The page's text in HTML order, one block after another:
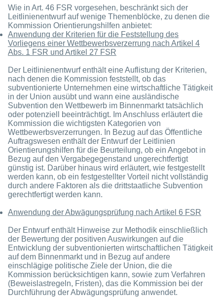
Wie in Art. 46 FSR vorgesehen, beschränkt sich der
Leitlinienentwurf auf wenige Themenblöcke, zu denen die
Kommission Orientierungshilfen anbietet:
Anwendung der Kriterien für die Feststellung des
Vorliegens einer Wettbewerbsverzerrung nach Artikel 4
Abs. 1 FSR und Artikel 27 FSR
Der Leitlinienentwurf enthält eine Auflistung der Kriterien,
nach denen die Kommission feststellt, ob das
subventionierte Unternehmen eine wirtschaftliche Tätigkeit
in der Union ausübt und wann eine ausländische
Subvention den Wettbewerb im Binnenmarkt tatsächlich
oder potenziell beeinträchtigt. Im Anschluss erläutert die
Kommission die wichtigsten Kategorien von
Wettbewerbsverzerrungen. In Bezug auf das Öffentliche
Auftragswesen enthält der Entwurf der Leitlinien
Orientierungshilfen für die Beurteilung, ob ein Angebot in
Bezug auf den Vergabegegenstand ungerechtfertigt
günstig ist. Darüber hinaus wird erläutert, wie festgestellt
werden kann, ob ein festgestellter Vorteil nicht vollständig
durch andere Faktoren als die drittstaatliche Subvention
gerechtfertigt werden kann.
Anwendung der Abwägungsprüfung nach Artikel 6 FSR
Der Entwurf enthält Hinweise zur Methodik einschließlich
der Bewertung der positiven Auswirkungen auf die
Entwicklung der subventionierten wirtschaftlichen Tätigkeit
auf dem Binnenmarkt und in Bezug auf andere
einschlägige politische Ziele der Union, die die
Kommission berücksichtigen kann, sowie zum Verfahren
(Beweislastregeln, Fristen), das die Kommission bei der
Durchführung der Abwägungsprüfung anwendet.